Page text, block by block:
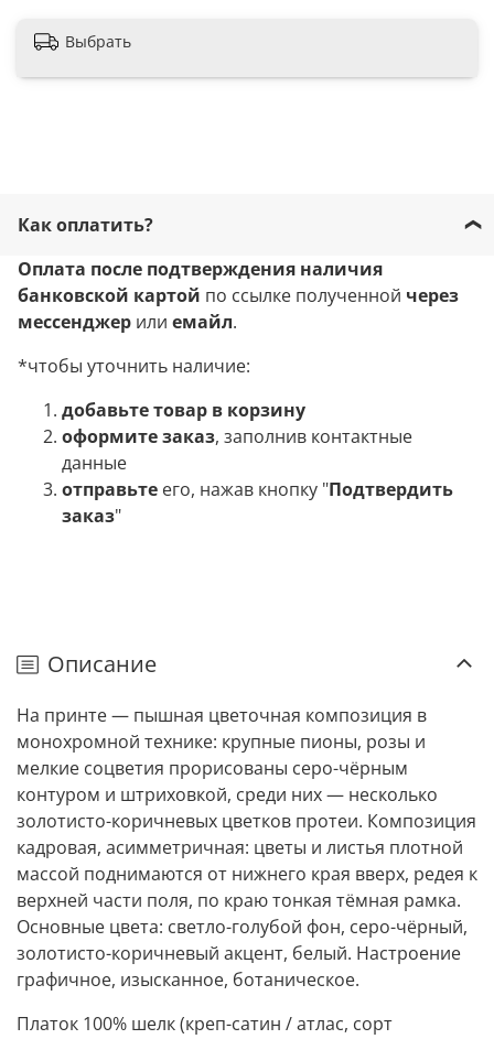
Выбрать
Как оплатить?
Оплата после подтверждения наличия
банковской картой по ссылке полученной через
мессенджер или емайл.
*чтобы уточнить наличие:
добавьте товар в корзину
оформите заказ, заполнив контактные
данные
отправьте его, нажав кнопку "Подтвердить
заказ"
Описание
На принте — пышная цветочная композиция в
монохромной технике: крупные пионы, розы и
мелкие соцветия прорисованы серо-чёрным
контуром и штриховкой, среди них — несколько
золотисто-коричневых цветков протеи. Композиция
кадровая, асимметричная: цветы и листья плотной
массой поднимаются от нижнего края вверх, редея к
верхней части поля, по краю тонкая тёмная рамка.
Основные цвета: светло-голубой фон, серо-чёрный,
золотисто-коричневый акцент, белый. Настроение
графичное, изысканное, ботаническое.
Платок 100% шелк (креп-сатин / атлас, сорт